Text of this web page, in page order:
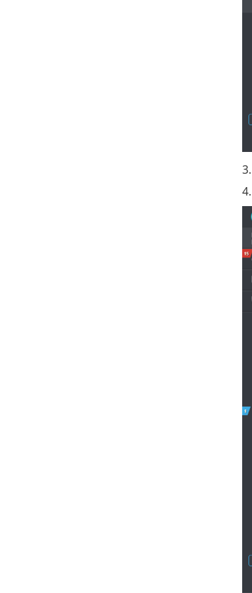
3.
4.